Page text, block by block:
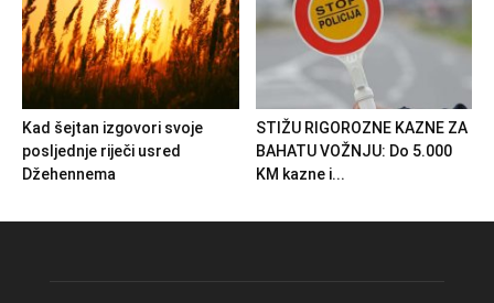
Kad šejtan izgovori svoje
posljednje riječi usred
Džehennema
STIŽU RIGOROZNE KAZNE ZA
BAHATU VOŽNJU: Do 5.000
KM kazne i...